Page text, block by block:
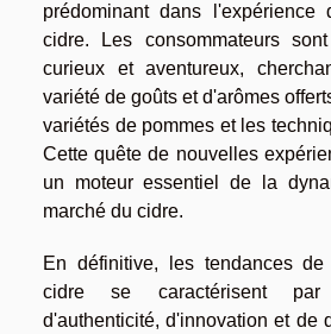
prédominant dans l'expérience
cidre. Les consommateurs
curieux et aventureux,
variété de goûts et d'arômes
variétés de pommes et les
Cette quête de nouvelles
un moteur essentiel de la
marché du cidre.
En définitive, les tendances de
cidre se caractérisent par
d'authenticité, d'innovation et de